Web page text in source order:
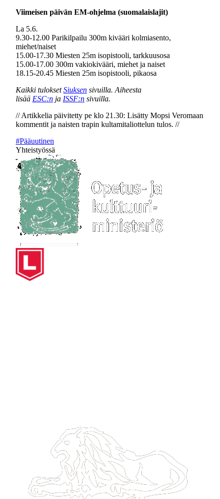
Viimeisen päivän EM-ohjelma (suomalaislajit)
La 5.6.
9.30-12.00 Parikilpailu 300m kivääri kolmiasento,
miehet/naiset
15.00-17.30 Miesten 25m isopistooli, tarkkuusosa
15.00-17.00 300m vakiokivääri, miehet ja naiset
18.15-20.45 Miesten 25m isopistooli, pikaosa
Kaikki tuloksetSiuksen sivuilla. Aiheesta
lisää ESC:n ja ISSF:n sivuilla.
// Artikkelia päivitetty pe klo 21.30: Lisätty Mopsi Veromaan
kommentit ja naisten trapin kultamitaliottelun tulos. //
#Pääuutinen
Yhteistyössä